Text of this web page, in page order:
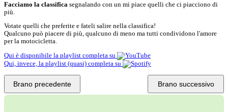
Facciamo la classifica segnalando con un mi piace quelli che ci piacciono di
più.
Votate quelli che preferite e fateli salire nella classifica!
Qualcuno può piacere di più, qualcuno di meno ma tutti condividono l'amore
per la motocicletta.
Qui è disponibile la playlist completa su
Qui, invece, la playlist (quasi) completa su
Brano precedente Brano successivo